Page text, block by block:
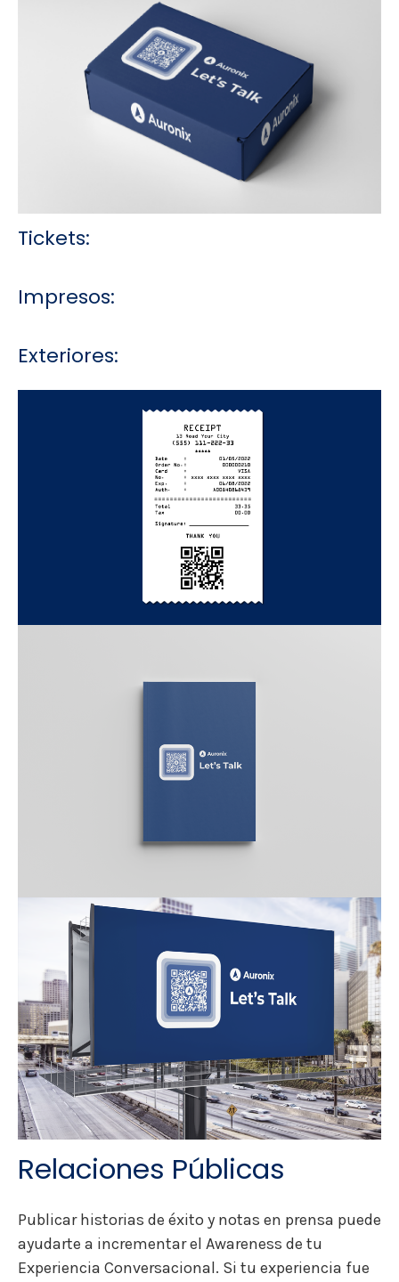
Tickets:
Impresos:
Exteriores:
Relaciones Públicas
Publicar historias de éxito y notas en prensa puede
ayudarte a incrementar el Awareness de tu
Experiencia Conversacional. Si tu experiencia fue